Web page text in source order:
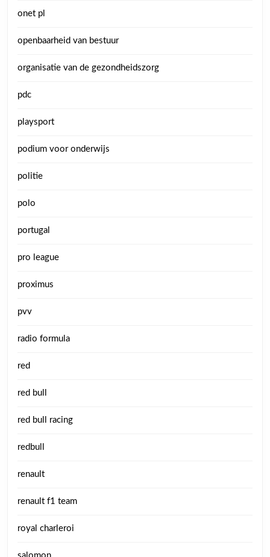
onet pl
openbaarheid van bestuur
organisatie van de gezondheidszorg
pdc
playsport
podium voor onderwijs
politie
polo
portugal
pro league
proximus
pvv
radio formula
red
red bull
red bull racing
redbull
renault
renault f1 team
royal charleroi